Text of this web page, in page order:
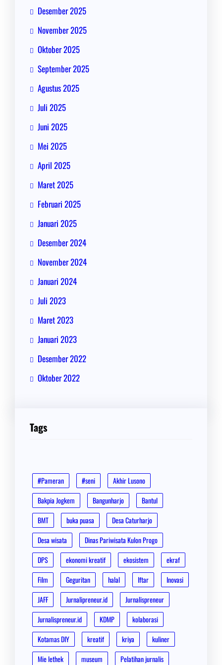
Desember 2025
November 2025
Oktober 2025
September 2025
Agustus 2025
Juli 2025
Juni 2025
Mei 2025
April 2025
Maret 2025
Februari 2025
Januari 2025
Desember 2024
November 2024
Januari 2024
Juli 2023
Maret 2023
Januari 2023
Desember 2022
Oktober 2022
Tags
#Pameran #seni
Akhir Lusono
Bakpia Jogkem
Bangunharjo
Bantul
BMT
buka puasa
Desa Caturharjo
Desa wisata
Dinas Pariwisata Kulon Progo
DPS
ekonomi kreatif ekosistem
ekraf
Film
Geguritan halal Iftar
Inovasi
JAFF
Jurnalipreneur.id
Jurnalispreneur
Jurnalispreneur.id
KDMP
kolaborasi
Kotamas DIY
kreatif kriya
kuliner
Mie lethek
museum
Pelatihan jurnalis